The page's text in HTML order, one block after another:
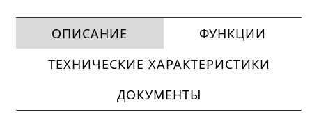
ОПИСАНИЕ
ФУНКЦИИ
ТЕХНИЧЕСКИЕ ХАРАКТЕРИСТИКИ
ДОКУМЕНТЫ